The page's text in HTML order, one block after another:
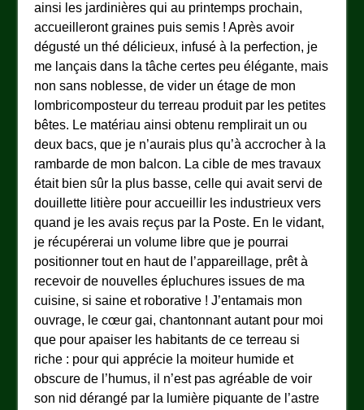
ainsi les jardinières qui au printemps prochain,
accueilleront graines puis semis ! Après avoir
dégusté un thé délicieux, infusé à la perfection, je
me lançais dans la tâche certes peu élégante, mais
non sans noblesse, de vider un étage de mon
lombricomposteur du terreau produit par les petites
bêtes. Le matériau ainsi obtenu remplirait un ou
deux bacs, que je n’aurais plus qu’à accrocher à la
rambarde de mon balcon. La cible de mes travaux
était bien sûr la plus basse, celle qui avait servi de
douillette litière pour accueillir les industrieux vers
quand je les avais reçus par la Poste. En le vidant,
je récupérerai un volume libre que je pourrai
positionner tout en haut de l’appareillage, prêt à
recevoir de nouvelles épluchures issues de ma
cuisine, si saine et roborative ! J’entamais mon
ouvrage, le cœur gai, chantonnant autant pour moi
que pour apaiser les habitants de ce terreau si
riche : pour qui apprécie la moiteur humide et
obscure de l’humus, il n’est pas agréable de voir
son nid dérangé par la lumière piquante de l’astre